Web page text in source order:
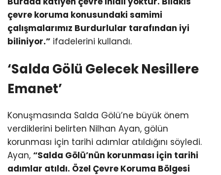
çevre koruma konusundaki samimi
çalışmalarımız Burdurlular tarafından iyi
biliniyor.” ifadelerini kullandı.
‘Salda Gölü Gelecek Nesillere
Emanet’
Konuşmasında Salda Gölü’ne büyük önem
verdiklerini belirten Nilhan Ayan, gölün
korunması için tarihi adımlar atıldığını söyledi.
Ayan, “Salda Gölü’nün korunması için tarihi
adımlar atıldı. Özel Çevre Koruma Bölgesi